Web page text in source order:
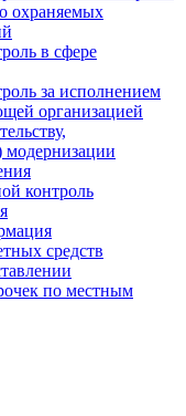
охраняемых
в сфере
за исполнением
организацией
модернизации
контроль
средств
по местным